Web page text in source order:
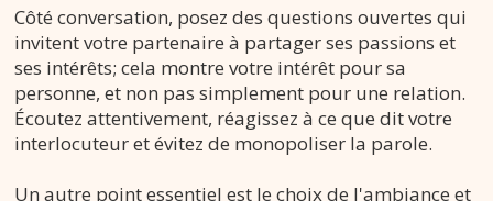
Côté conversation, posez des questions ouvertes qui
invitent votre partenaire à partager ses passions et
ses intérêts; cela montre votre intérêt pour sa
personne, et non pas simplement pour une relation.
Écoutez attentivement, réagissez à ce que dit votre
interlocuteur et évitez de monopoliser la parole.
Un autre point essentiel est le choix de l'ambiance et